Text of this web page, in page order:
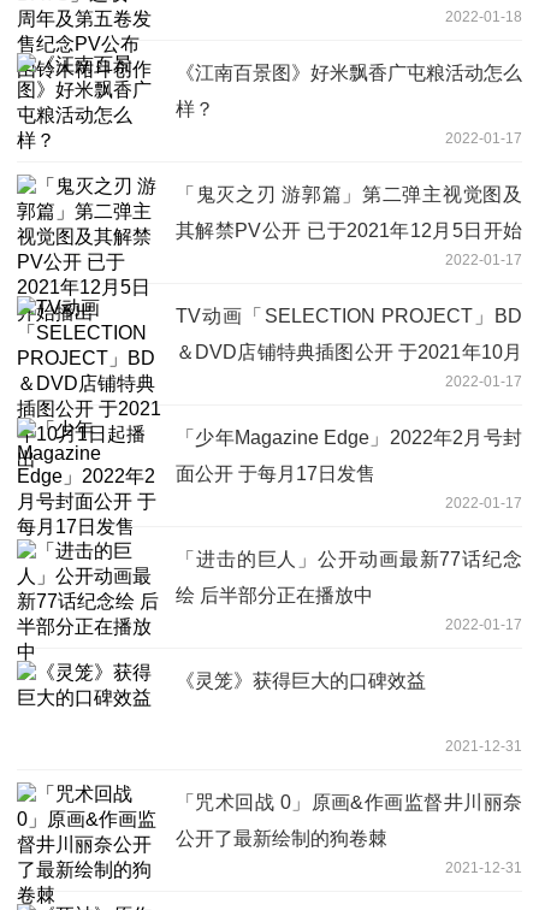
2022-01-18
《江南百景图》好米飘香广屯粮活动怎么
样？
2022-01-17
「鬼灭之刃 游郭篇」第二弹主视觉图及
其解禁PV公开 已于2021年12月5日开始
2022-01-17
TV动画「SELECTION PROJECT」BD
＆DVD店铺特典插图公开 于2021年10月
2022-01-17
「少年Magazine Edge」2022年2月号封
面公开 于每月17日发售
2022-01-17
「进击的巨人」公开动画最新77话纪念
绘 后半部分正在播放中
2022-01-17
《灵笼》获得巨大的口碑效益
2021-12-31
「咒术回战 0」原画&作画监督井川丽奈
公开了最新绘制的狗卷棘
2021-12-31